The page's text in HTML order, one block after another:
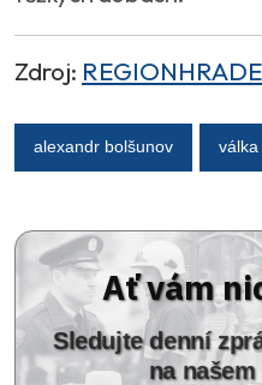
Zdroj:
alexandr bolšunov válka
Ať vám
Sledujte denní
na